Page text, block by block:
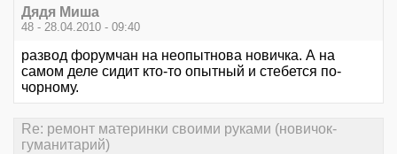
Дядя Миша
48 - 28.04.2010 - 09:40
развод форумчан на неопытнова новичка. А на
самом деле сидит кто-то опытный и стебется по-
чорному.
Re: ремонт материнки своими руками (новичок-
гуманитарий)